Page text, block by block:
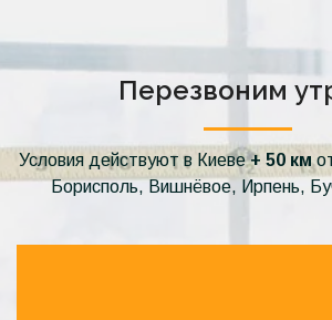
Перезвоним
Условия действуют в Киеве+ 50 км
Борисполь, Вишнёвое, Ирпень,